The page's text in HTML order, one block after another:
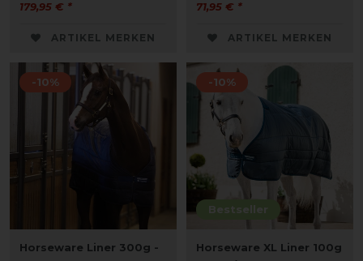
179,95 € *
ARTIKEL MERKEN
71,95 € *
ARTIKEL MERKEN
-10%
Horseware Liner 300g -
Bestseller
-10%
Horseware XL Liner 100g